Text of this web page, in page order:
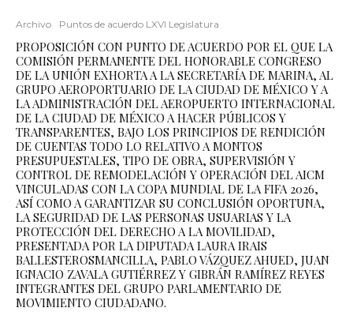
Archivo Puntos de acuerdo LXVI Legislatura
PROPOSICIÓN CON PUNTO DE ACUERDO POR EL QUE LA
COMISIÓN PERMANENTE DEL HONORABLE CONGRESO
DE LA UNIÓN EXHORTA A LA SECRETARÍA DE MARINA, AL
GRUPO AEROPORTUARIO DE LA CIUDAD DE MÉXICO Y A
LA ADMINISTRACIÓN DEL AEROPUERTO INTERNACIONAL
DE LA CIUDAD DE MÉXICO A HACER PÚBLICOS Y
TRANSPARENTES, BAJO LOS PRINCIPIOS DE RENDICIÓN
DE CUENTAS TODO LO RELATIVO A MONTOS
PRESUPUESTALES, TIPO DE OBRA, SUPERVISIÓN Y
CONTROL DE REMODELACIÓN Y OPERACIÓN DEL AICM
VINCULADAS CON LA COPA MUNDIAL DE LA FIFA 2026,
ASÍ COMO A GARANTIZAR SU CONCLUSIÓN OPORTUNA,
LA SEGURIDAD DE LAS PERSONAS USUARIAS Y LA
PROTECCIÓN DEL DERECHO A LA MOVILIDAD,
PRESENTADA POR LA DIPUTADA LAURA IRAIS
BALLESTEROSMANCILLA, PABLO VÁZQUEZ AHUED, JUAN
IGNACIO ZAVALA GUTIÉRREZ Y GIBRÁN RAMÍREZ REYES
INTEGRANTES DEL GRUPO PARLAMENTARIO DE
MOVIMIENTO CIUDADANO.